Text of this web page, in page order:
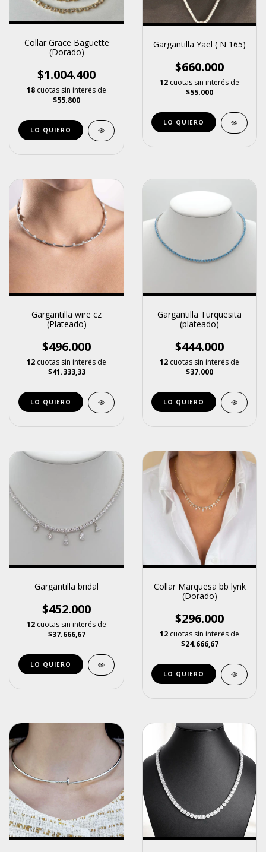
Collar Grace Baguette
(Dorado)
$1.004.400
18 cuotas sin interés de
$55.800
Gargantilla Yael ( N 165)
$660.000
12 cuotas sin interés de
$55.000
Gargantilla wire cz
(Plateado)
$496.000
12 cuotas sin interés de
$41.333,33
Gargantilla Turquesita
(plateado)
$444.000
12 cuotas sin interés de
$37.000
Gargantilla bridal
$452.000
12 cuotas sin interés de
$37.666,67
Collar Marquesa bb lynk
(Dorado)
$296.000
12 cuotas sin interés de
$24.666,67